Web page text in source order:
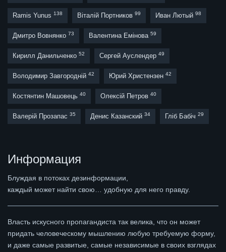
Ramis Yunus 138 Віталій Портников 99 Иван Лютый 98
Дмитро Вовнянко 73 Валентина Емінова 59
Кирилл Данильченко 52 Сергей Ауслендер 49
Володимир Завгородній 42 Юрий Христензен 42
Костянтин Машовець 40 Олексій Петров 40
Валерій Прозапас 35 Денис Казанский 34 Гліб Бабіч 29
Информация
Блуждая в потоках дезинформации,
каждый может найти свою… удобную для него правду.
Власть искусного пропагандиста так велика, что он может
придать человеческому мышлению любую требуемую форму,
и даже самые развитые, самые независимые в своих взглядах